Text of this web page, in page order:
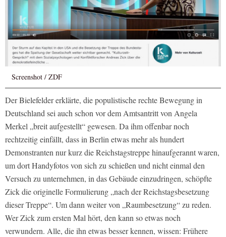
Screenshot / ZDF
Der Bielefelder erklärte, die populistische rechte Bewegung in
Deutschland sei auch schon vor dem Amtsantritt von Angela
Merkel „breit aufgestellt“ gewesen. Da ihm offenbar noch
rechtzeitig einfällt, dass in Berlin etwas mehr als hundert
Demonstranten nur kurz die Reichstagstreppe hinaufgerannt waren,
um dort Handyfotos von sich zu schießen und nicht einmal den
Versuch zu unternehmen, in das Gebäude einzudringen, schöpfte
Zick die originelle Formulierung „nach der Reichstagsbesetzung
dieser Treppe“. Um dann weiter von „Raumbesetzung“ zu reden.
Wer Zick zum ersten Mal hört, den kann so etwas noch
verwundern. Alle, die ihn etwas besser kennen, wissen: Frühere